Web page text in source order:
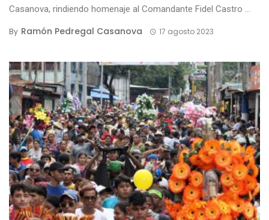
Casanova, rindiendo homenaje al Comandante Fidel Castro ...
By Ramón Pedregal Casanova 17 agosto 2023